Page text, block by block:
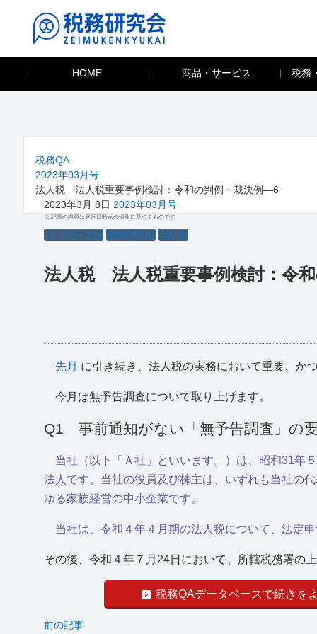
HOME 商品・サービス 税務
税務QA
2023年03月号
法人税 法人税重要事例検討：令和の判例・裁決例―6
2023年3月 8日 2023年03月号
※ 記事の内容は発行日時点の情報に基づくものです
まとめてFAQ 国税通則法 法人税
法人税 法人税重要事例検討：令
先月 に引き続き、法人税の実務において重要、か
今月は無予告調査について取り上げます。
Q1 事前通知がない「無予告調査」の
当社（以下「Ａ社」といいます。）は、昭和31年
法人です。当社の役員及び株主は、いずれも当社の
ゆる家族経営の中小企業です。
当社は、令和４年４月期の法人税について、法定
その後、令和４年７月24日において、所轄税務署の
税務QAデータベースで続きを
前の記事